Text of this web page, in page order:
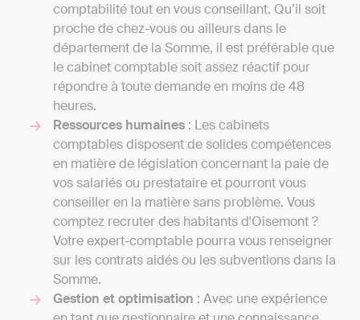
comptabilité tout en vous conseillant. Qu’il soit
proche de chez-vous ou ailleurs dans le
département de la Somme, il est préférable que
le cabinet comptable soit assez réactif pour
répondre à toute demande en moins de 48
heures.
Ressources humaines : Les cabinets
comptables disposent de solides compétences
en matière de législation concernant la paie de
vos salariés ou prestataire et pourront vous
conseiller en la matière sans problème. Vous
comptez recruter des habitants d'Oisemont ?
Votre expert-comptable pourra vous renseigner
sur les contrats aidés ou les subventions dans la
Somme.
Gestion et optimisation : Avec une expérience